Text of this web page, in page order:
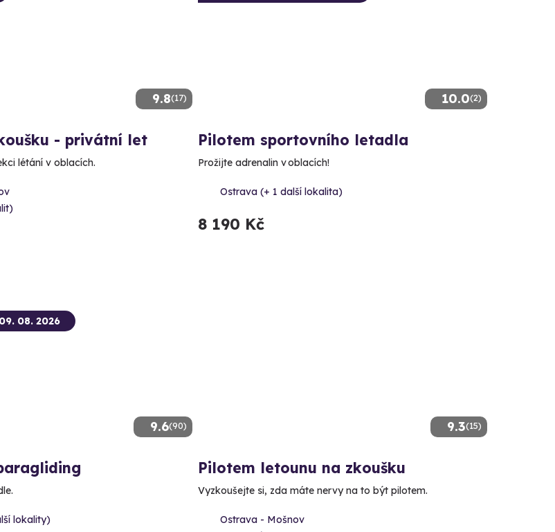
9.8(17)
- privátní let
létání v oblacích.
10.0(2)
Pilotem sportovního letadla
Prožijte adrenalin v oblacích!
Ostrava (+ 1 další lokalita)
8 190 Kč
9.6(90)
08. 2026
lokality)
9.3(15)
Pilotem letounu na zkoušku
Vyzkoušejte si, zda máte nervy na to být pilotem.
Ostrava - Mošnov